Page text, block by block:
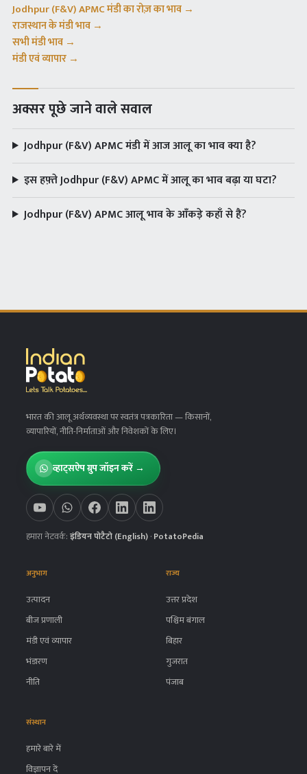
Jodhpur (F&V) APMCमंडी का रोज़ का भाव →
राजस्थानके मंडी भाव →
सभी मंडी भाव →
मंडी एवं व्यापार →
अक्सर पूछे जाने वाले सवाल
Jodhpur (F&V) APMC मंडी में आज आलू का भाव क्या है?
इस हफ़्ते Jodhpur (F&V) APMC में आलू का भाव बढ़ा या घटा?
Jodhpur (F&V) APMC आलू भाव के आँकड़े कहाँ से हैं?
भारत की आलू अर्थव्यवस्था पर स्वतंत्र पत्रकारिता— किसानों,
व्यापारियों, नीति-निर्माताओं और निवेशकों के लिए।
व्हाट्सऐप ग्रुप जॉइन करें →
हमारा नेटवर्क:इंडियन पोटैटो (English)·PotatoPedia
अनुभाग
उत्पादन
बीज प्रणाली
मंडी एवं व्यापार
भंडारण
नीति
राज्य
उत्तर प्रदेश
पश्चिम बंगाल
बिहार
गुजरात
पंजाब
संस्थान
हमारे बारे में
विज्ञापन दें